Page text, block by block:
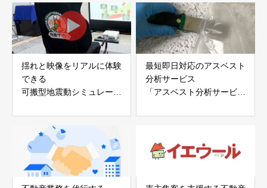
会社
揺れと映像をリアルに体験
できる
可搬型地震動シミュレータ
白山工業株式会社
最短即日対応のアスベスト
分析サービス
「アスベスト分析サービ